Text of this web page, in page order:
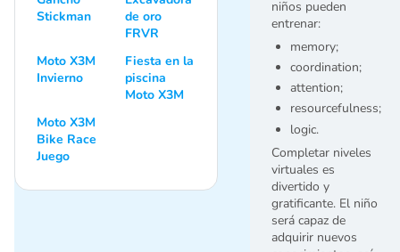
niños pueden
entrenar:
memory;
coordination;
attention;
resourcefulness;
logic.
Completar niveles
virtuales es
divertido y
gratificante. El niño
será capaz de
adquirir nuevos
Stickman
de oro
FRVR
Moto X3M
Invierno
Fiesta en la
piscina
Moto X3M
Moto X3M
Bike Race
Juego